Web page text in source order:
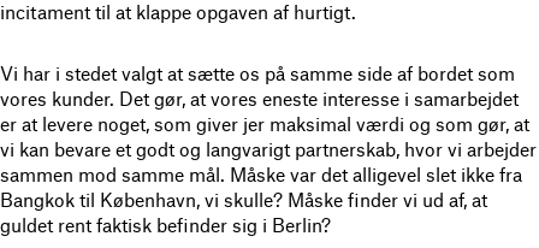
incitament til at klappe opgaven af hurtigt.
Vi har i stedet valgt at sætte os på samme side af bordet som
vores kunder. Det gør, at vores eneste interesse i samarbejdet
er at levere noget, som giver jer maksimal værdi og som gør, at
vi kan bevare et godt og langvarigt partnerskab, hvor vi arbejder
sammen mod samme mål. Måske var det alligevel slet ikke fra
Bangkok til København, vi skulle? Måske finder vi ud af, at
guldet rent faktisk befinder sig i Berlin?